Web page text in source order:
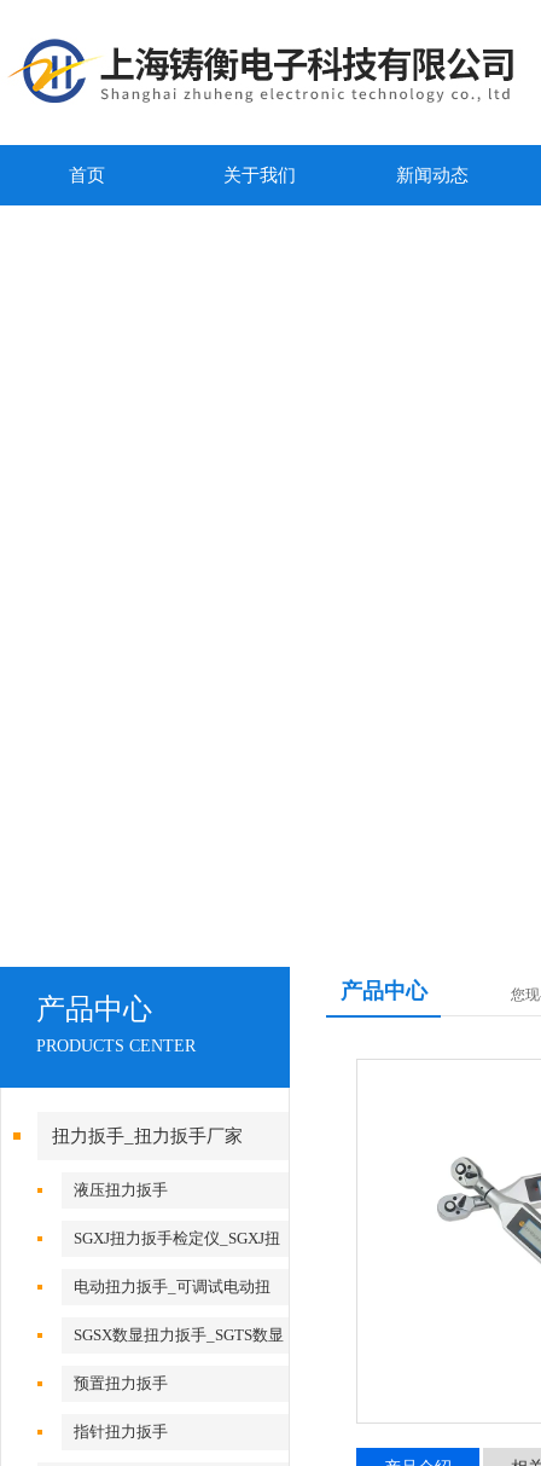
首页 关于我们 新闻动态
产品中心
PRODUCTS CENTER
扭力扳手_扭力扳手厂家
液压扭力扳手
SGXJ扭力扳手检定仪_SGXJ扭
矩扳手检定仪
电动扭力扳手_可调试电动扭
SGSX数显扭力扳手_SGTS数显
扭力扳手
预置扭力扳手
指针扭力扳手
产品中心 您